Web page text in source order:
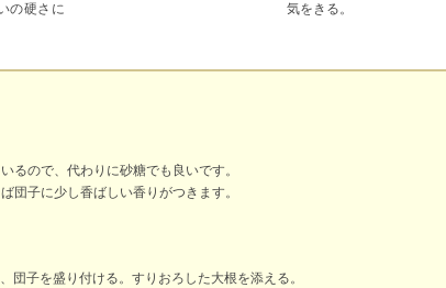
の硬さに
気をきる。
るので、代わりに砂糖でも良いです。
団子に少し香ばしい香りがつきます。
団子を盛り付ける。すりおろした大根を添える。